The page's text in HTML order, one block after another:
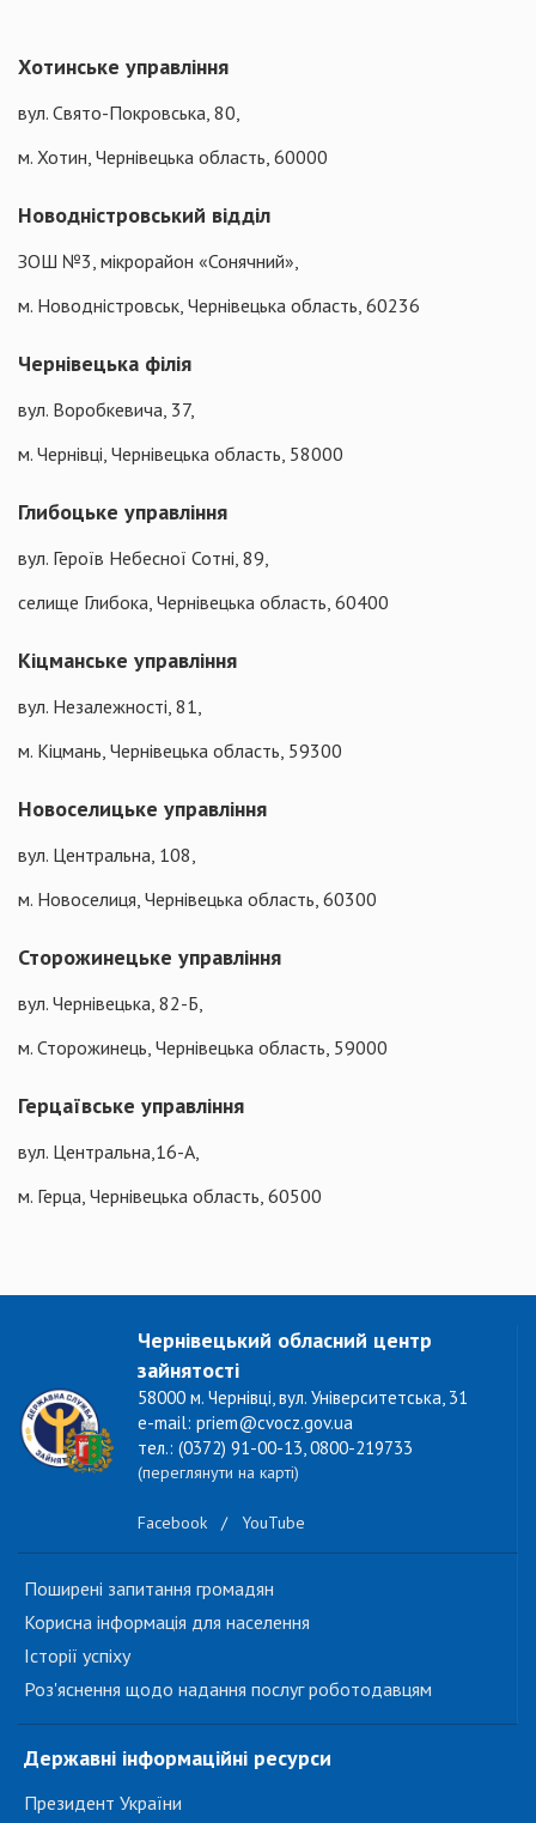
Хотинське управління
вул. Свято-Покровська, 80,
м. Хотин, Чернівецька область, 60000
Новодністровський відділ
ЗОШ №3, мікрорайон «Сонячний»,
м. Новодністровськ, Чернівецька область, 60236
Чернівецька філія
вул. Воробкевича, 37,
м. Чернівці, Чернівецька область, 58000
Глибоцьке управління
вул. Героїв Небесної Сотні, 89,
селище Глибока, Чернівецька область, 60400
Кіцманське управління
вул. Незалежності, 81,
м. Кіцмань, Чернівецька область, 59300
Новоселицьке управління
вул. Центральна, 108,
м. Новоселиця, Чернівецька область, 60300
Сторожинецьке управління
вул. Чернівецька, 82-Б,
м. Сторожинець, Чернівецька область, 59000
Герцаївське управління
вул. Центральна,16-А,
м. Герца, Чернівецька область, 60500
Чернівецький обласний центр
зайнятості
58000 м. Чернівці, вул. Університетська, 31
e-mail: priem@cvocz.gov.ua
тел.: (0372) 91-00-13, 0800-219733
(переглянути на карті)
Facebook / YouTube
Поширені запитання громадян
Корисна інформація для населення
Історії успіху
Роз'яснення щодо надання послуг роботодавцям
Державні інформаційні ресурси
Президент України